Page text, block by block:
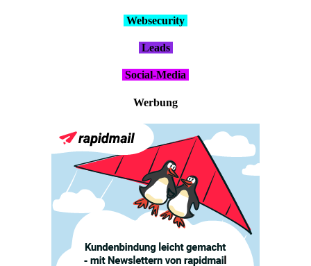
Web­se­cu­ri­ty
Leads
Social-Media
Wer­bung